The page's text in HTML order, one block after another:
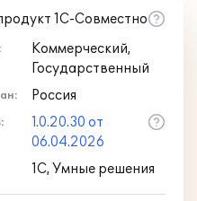
1С-Совместно
Коммерческий,
Государственный
Россия
1.0.20.30 от
06.04.2026
1С, Умные решения